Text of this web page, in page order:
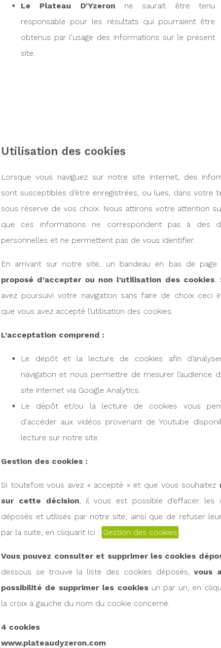
Le Plateau D'Yzeron ne saurait être tenu
responsable pour les résultats qui pourraient être
obtenus par l'usage des informations sur le présent
site.
Utilisation des cookies
Lorsque vous naviguez sur notre site internet, des
sont susceptibles d’être enregistrées, ou lues, dans votre
sous réserve de vos choix. Nous attirons votre attention
que ces informations ne correspondent pas à des
personnelles et ne permettent pas de vous identifier.
En arrivant sur notre site, un bandeau en bas de page
proposé d’accepter ou non l’utilisation des cookies.
avez poursuivi votre navigation sans faire de choix ceci
que vous avez accepté l’utilisation des cookies.
L’acceptation comprend :
Le dépôt et la lecture de cookies afin
navigation et nous permettre de mesurer l’audience
site internet via Google Analytics.
Le dépôt et/ou la lecture de cookies vous
d'accéder aux vidéos provenant de Youtube
lecture sur notre site.
Gestion des cookies :
Si toutefois vous avez « accepté » et que vous souhaitez
sur cette décision , il vous est possible d’effacer les
déposés et utilisés par notre site, ainsi que de refuser
par la suite, en cliquant ici : Gestion des cookies
Vous pouvez consulter et supprimer les cookies
dessous se trouve la liste des cookies déposés,vous
possibilité de supprimer les cookiesun par un, en
la croix à gauche du nom du cookie concerné.
4 cookies
www.plateaudyzeron.com